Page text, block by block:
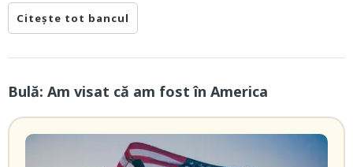
Citește tot bancul
Bulă: Am visat că am fost în America